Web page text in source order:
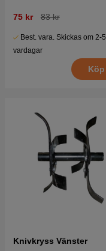
75 kr 83 kr
Best. vara. Skickas om 2-5
vardagar
Köp
Knivkryss Vänster